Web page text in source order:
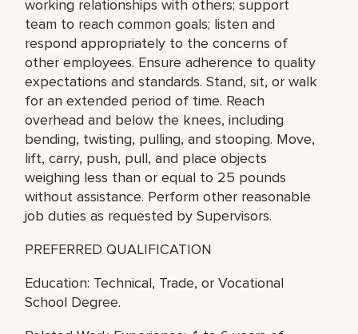
working relationships with others; support
team to reach common goals; listen and
respond appropriately to the concerns of
other employees. Ensure adherence to quality
expectations and standards. Stand, sit, or walk
for an extended period of time. Reach
overhead and below the knees, including
bending, twisting, pulling, and stooping. Move,
lift, carry, push, pull, and place objects
weighing less than or equal to 25 pounds
without assistance. Perform other reasonable
job duties as requested by Supervisors.
PREFERRED QUALIFICATION
Education: Technical, Trade, or Vocational
School Degree.